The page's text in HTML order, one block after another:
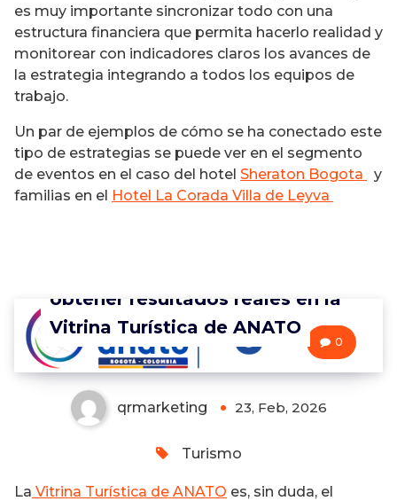
es muy importante sincronizar todo con una
estructura financiera que permita hacerlo realidad y
monitorear con indicadores claros los avances de
la estrategia integrando a todos los equipos de
trabajo.
Un par de ejemplos de cómo se ha conectado este
tipo de estrategias se puede ver en el segmento
de eventos en el caso del hotel Sheraton Bogota
y
familias en el Hotel La Corada Villa de Leyva
obtener resultados reales en la
Vitrina Turística de ANATO
0
qrmarketing 23, Feb, 2026
Turismo
La Vitrina Turística de ANATO es, sin duda, el